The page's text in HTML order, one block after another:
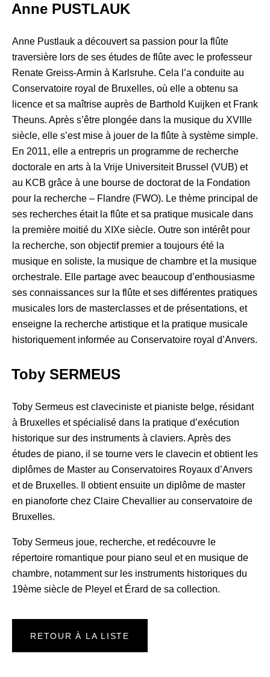
Anne PUSTLAUK
Anne Pustlauk a découvert sa passion pour la flûte
traversière lors de ses études de flûte avec le professeur
Renate Greiss-Armin à Karlsruhe. Cela l’a conduite au
Conservatoire royal de Bruxelles, où elle a obtenu sa
licence et sa maîtrise auprès de Barthold Kuijken et Frank
Theuns. Après s’être plongée dans la musique du XVIIIe
siècle, elle s’est mise à jouer de la flûte à système simple.
En 2011, elle a entrepris un programme de recherche
doctorale en arts à la Vrije Universiteit Brussel (VUB) et
au KCB grâce à une bourse de doctorat de la Fondation
pour la recherche – Flandre (FWO). Le thème principal de
ses recherches était la flûte et sa pratique musicale dans
la première moitié du XIXe siècle. Outre son intérêt pour
la recherche, son objectif premier a toujours été la
musique en soliste, la musique de chambre et la musique
orchestrale. Elle partage avec beaucoup d’enthousiasme
ses connaissances sur la flûte et ses différentes pratiques
musicales lors de masterclasses et de présentations, et
enseigne la recherche artistique et la pratique musicale
historiquement informée au Conservatoire royal d’Anvers.
Toby SERMEUS
Toby Sermeus est claveciniste et pianiste belge, résidant
à Bruxelles et spécialisé dans la pratique d’exécution
historique sur des instruments à claviers. Après des
études de piano, il se tourne vers le clavecin et obtient les
diplômes de Master au Conservatoires Royaux d’Anvers
et de Bruxelles. Il obtient ensuite un diplôme de master
en pianoforte chez Claire Chevallier au conservatoire de
Bruxelles.
Toby Sermeus joue, recherche, et redécouvre le
répertoire romantique pour piano seul et en musique de
chambre, notamment sur les instruments historiques du
19ème siècle de Pleyel et Érard de sa collection.
RETOUR À LA LISTE